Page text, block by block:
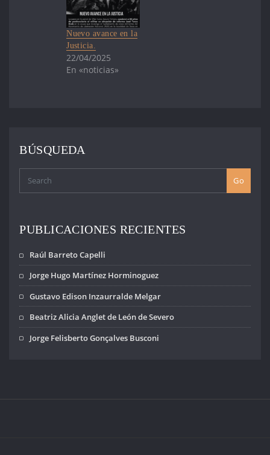
Nuevo avance en la
Justicia.
22/04/2025
En «noticias»
BÚSQUEDA
Go
PUBLICACIONES RECIENTES
Raúl Barreto Capelli
Jorge Hugo Martínez Horminoguez
Gustavo Edison Inzaurralde Melgar
Beatriz Alicia Anglet de León de Severo
Jorge Felisberto Gonçalves Busconi